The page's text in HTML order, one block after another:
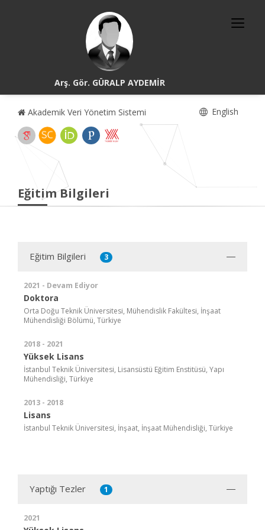
Arş. Gör. GÜRALP AYDEMİR
Akademik Veri Yönetim Sistemi English
Eğitim Bilgileri
Eğitim Bilgileri 3
2021 - Devam Ediyor
Doktora
Orta Doğu Teknik Üniversitesi, Mühendislik Fakültesi, İnşaat
Mühendisliği Bölümü, Türkiye
2018 - 2021
Yüksek Lisans
İstanbul Teknik Üniversitesi, Lisansüstü Eğitim Enstitüsü, Yapı
Mühendisliği, Türkiye
2013 - 2018
Lisans
İstanbul Teknik Üniversitesi, İnşaat, İnşaat Mühendisliği, Türkiye
Yaptığı Tezler 1
2021